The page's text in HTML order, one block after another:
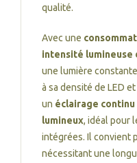
qualité.
Avec une
intensité lumineuse
une lumière
à sa densité de LED
un éclairage
lumineux, idéal pour
intégrées. Il convient
nécessitant une